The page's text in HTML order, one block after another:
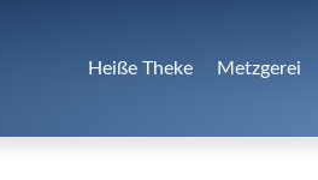
Heiße Theke Metzgerei